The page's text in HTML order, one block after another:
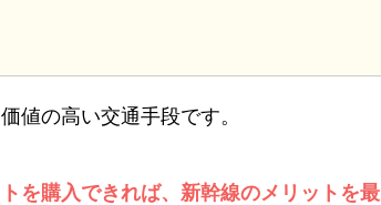
値の高い交通手段です。
を購入できれば、新幹線のメリットを最